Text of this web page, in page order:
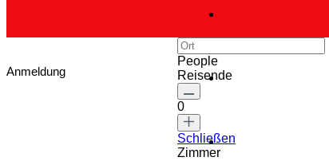
Anmeldung
People
Reisende
0
Schließen
Zimmer